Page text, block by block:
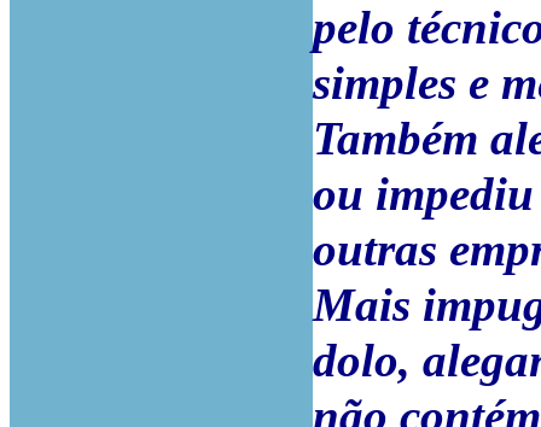
pelo
simples e
Também
ou
outras
Mais
dolo,
não